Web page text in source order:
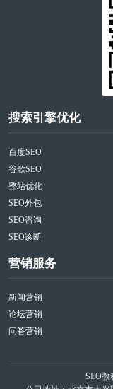
搜索引擎优化
百度SEO
谷歌SEO
整站优化
SEO外包
SEO咨询
SEO诊断
营销服务
新闻营销
论坛营销
问答营销
SEO教